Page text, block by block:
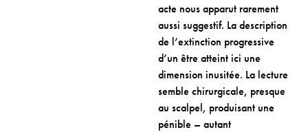
acte nous apparut rarement
aussi suggestif. La description
de l’extinction progressive
d’un être atteint ici une
dimension inusitée. La lecture
semble chirurgicale, presque
au scalpel, produisant une
pénible – autant